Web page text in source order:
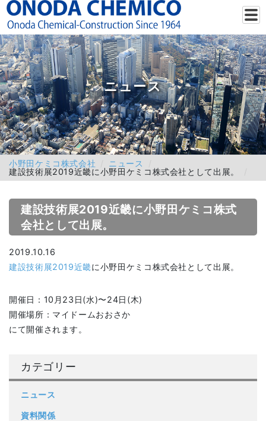
ニュース
小野田ケミコ株式会社
ニュース
建設技術展2019近畿に小野田ケミコ株式会社として出展。
建設技術展2019近畿に小野田ケミコ株式
会社として出展。
2019.10.16
建設技術展2019近畿に小野田ケミコ株式会社として出展。
開催日：10月23日(水)〜24日(木)
開催場所：マイドームおおさか
にて開催されます。
カテゴリー
ニュース
資料関係